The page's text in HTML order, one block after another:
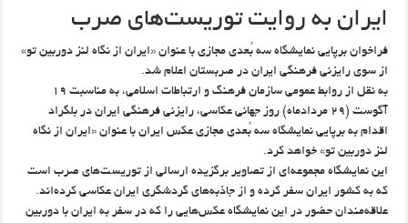
ایران به روایت توریست‌های صرب
فراخوان برپایی نمایشگاه سه بُعدی مجازی با عنوان «ایران از نگاه لنز دوربین تو»
از سوی رایزنی فرهنگی ایران در صربستان اعلام شد.
به نقل از روابط عمومی سازمان فرهنگ و ارتباطات اسلامی، به مناسبت ۱۹
آگوست (۲۹ مردادماه) روز جهانی عکاسی، رایزنی فرهنگی ایران در بلگراد
اقدام به برپایی نمایشگاه سه بُعدی مجازی عکس ایران با عنوان «ایران از نگاه
لنز دوربین تو» خواهد کرد.
این نمایشگاه مجموعه‌ای از تصاویر برگزیده ارسالی از توریست‌های صرب است
که به کشور ایران سفر کرده و از جاذبه‌های گردشگری ایران عکاسی کرده‌اند.
علاقه‌مندان حضور در این نمایشگاه عکس‌هایی را که در سفر به ایران با دوربین